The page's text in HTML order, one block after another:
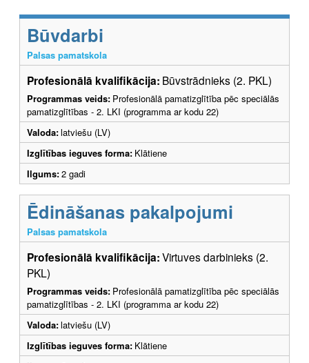
Būvdarbi
Palsas pamatskola
Profesionālā kvalifikācija: Būvstrādnieks (2. PKL)
Programmas veids: Profesionālā pamatizglītība pēc speciālās
pamatizglītības - 2. LKI (programma ar kodu 22)
Valoda:latviešu (LV)
Izglītības ieguves forma: Klātiene
Ilgums:2 gadi
Ēdināšanas pakalpojumi
Palsas pamatskola
Profesionālā kvalifikācija:Virtuves darbinieks (2.
PKL)
Programmas veids: Profesionālā pamatizglītība pēc speciālās
pamatizglītības - 2. LKI (programma ar kodu 22)
Valoda:latviešu (LV)
Izglītības ieguves forma: Klātiene